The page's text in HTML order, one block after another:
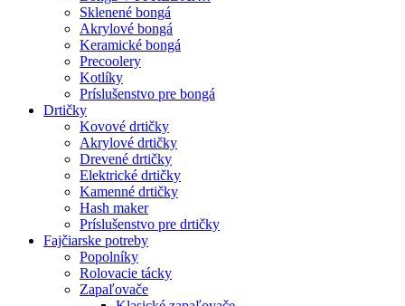
Sklenené bongá
Akrylové bongá
Keramické bongá
Precoolery
Kotlíky
Príslušenstvo pre bongá
Drtičky
Kovové drtičky
Akrylové drtičky
Drevené drtičky
Elektrické drtičky
Kamenné drtičky
Hash maker
Príslušenstvo pre drtičky
Fajčiarske potreby
Popolníky
Rolovacie tácky
Zapaľovače